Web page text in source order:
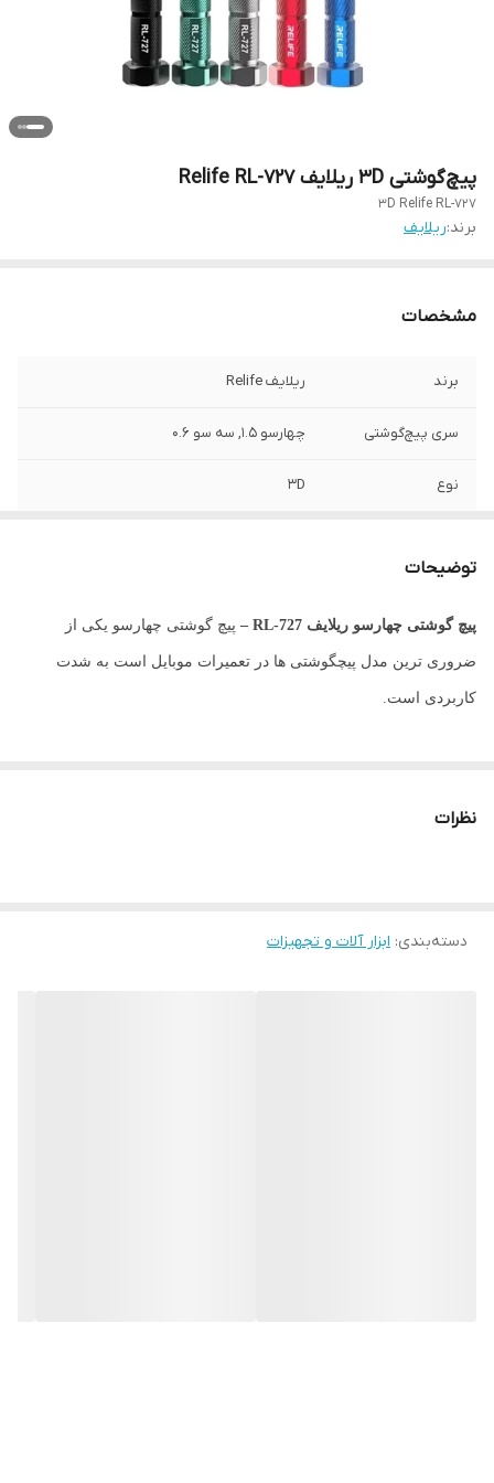
پیچ‌گوشتی 3D ریلایف Relife RL-727
3D Relife RL-727
برند:ریلایف
مشخصات
برند ریلایف Relife
سری پیچ‌گوشتی چهارسو 1.5, سه سو 0.6
نوع 3D
توضیحات
پیچ گوشتی چهارسو ریلایف RL-727 – پیچ گوشتی چهارسو یکی از
ضروری ترین مدل پیچگوشتی ها در تعمیرات موبایل است به شدت
کاربردی است.
نظرات
دسته‌بندی: ابزار آلات و تجهیزات